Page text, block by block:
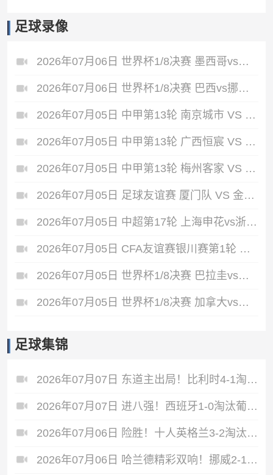
足球录像
2026年07月06日 世界杯1/8决赛 墨西哥vs英格兰 全场录像
2026年07月06日 世界杯1/8决赛 巴西vs挪威 全场录像
2026年07月05日 中甲第13轮 南京城市 VS 佛山南狮 全场录像
2026年07月05日 中甲第13轮 广西恒宸 VS 大连鲲城 全场录像
2026年07月05日 中甲第13轮 梅州客家 VS 长春亚泰 全场录像
2026年07月05日 足球友谊赛 厦门队 VS 金门队 全场录像
2026年07月05日 中超第17轮 上海申花vs浙江 全场录像
2026年07月05日 CFA友谊赛银川赛第1轮 中国男足U17vs澳大利亚U17 全场录像
2026年07月05日 世界杯1/8决赛 巴拉圭vs法国 全场录像
2026年07月05日 世界杯1/8决赛 加拿大vs摩洛哥 全场录像
足球集锦
2026年07月07日 东道主出局！比利时4-1淘汰美国 CDK2射1传 巴洛贡补时被换下
2026年07月07日 进八强！西班牙1-0淘汰葡萄牙 梅里诺91分钟绝杀41岁C罗最后一舞
2026年07月06日 险胜！十人英格兰3-2淘汰墨西哥 贝林双响凯恩点射+送点宽萨直红
2026年07月06日 哈兰德精彩双响！挪威2-1淘汰五星巴西 内马尔点射吉马良斯失点